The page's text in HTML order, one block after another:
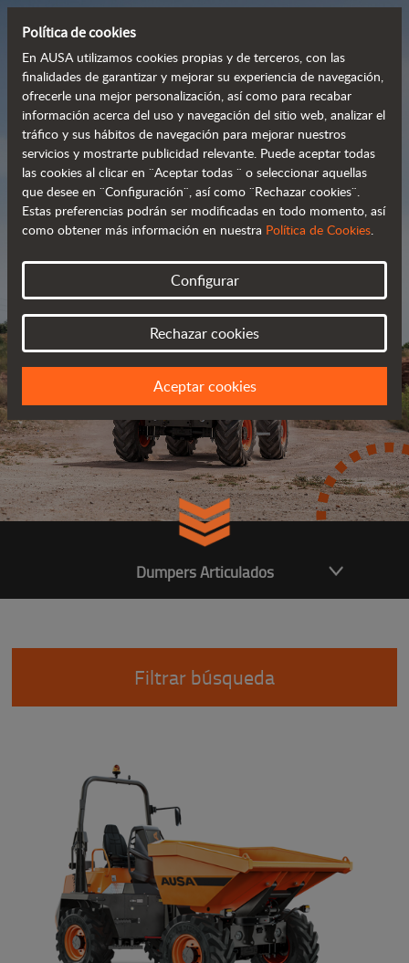
Dumpers potentes,
eficientes y rentables
Catálogo
Dumpers Articulados
Filtrar búsqueda
Política de cookies
En AUSA utilizamos cookies propias y de terceros, con las
finalidades de garantizar y mejorar su experiencia de navegación,
ofrecerle una mejor personalización, así como para recabar
información acerca del uso y navegación del sitio web, analizar el
tráfico y sus hábitos de navegación para mejorar nuestros
servicios y mostrarte publicidad relevante. Puede aceptar todas
las cookies al clicar en ¨Aceptar todas ¨ o seleccionar aquellas
que desee en ¨Configuración¨, así como ¨Rechazar cookies¨.
Estas preferencias podrán ser modificadas en todo momento, así
como obtener más información en nuestra Política de Cookies.
Configurar
Rechazar cookies
Aceptar cookies